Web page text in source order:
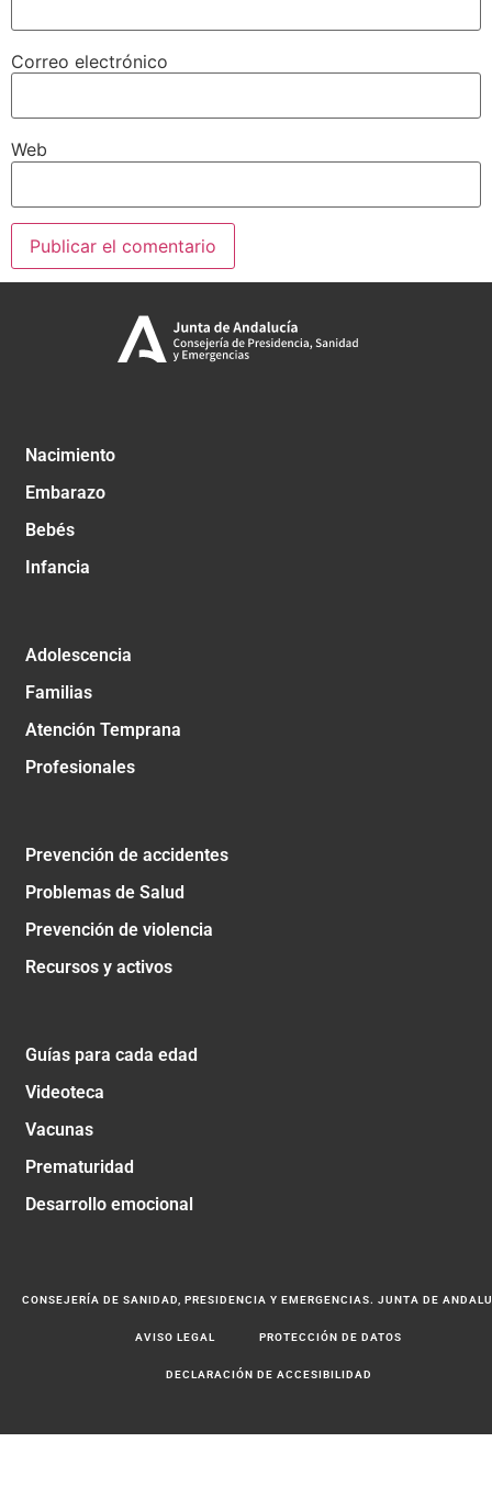
Correo electrónico
Web
Nacimiento
Embarazo
Bebés
Infancia
Adolescencia
Familias
Atención Temprana
Profesionales
Prevención de accidentes
Problemas de Salud
Prevención de violencia
Recursos y activos
Guías para cada edad
Videoteca
Vacunas
Prematuridad
Desarrollo emocional
CONSEJERÍA DE SANIDAD, PRESIDENCIA Y EMERGENCIAS. JUNTA DE
AVISO LEGAL PROTECCIÓN DE DATOS
DECLARACIÓN DE ACCESIBILIDAD